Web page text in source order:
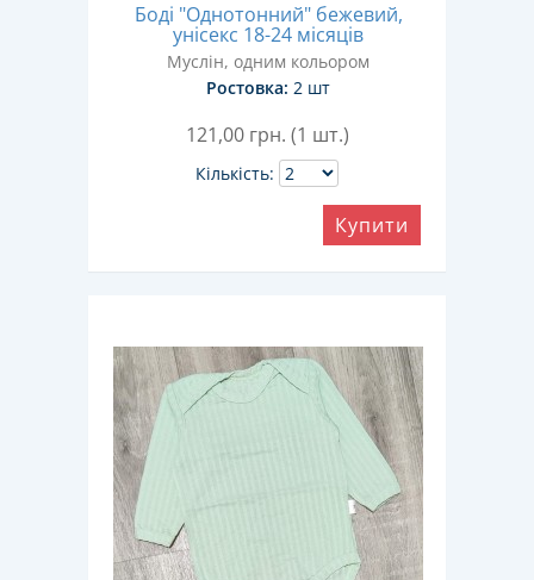
Боді "Однотонний" бежевий,
унісекс 18-24 місяців
Муслін, одним кольором
Ростовка: 2 шт
121,00 грн. (1 шт.)
Кількість:
Купити